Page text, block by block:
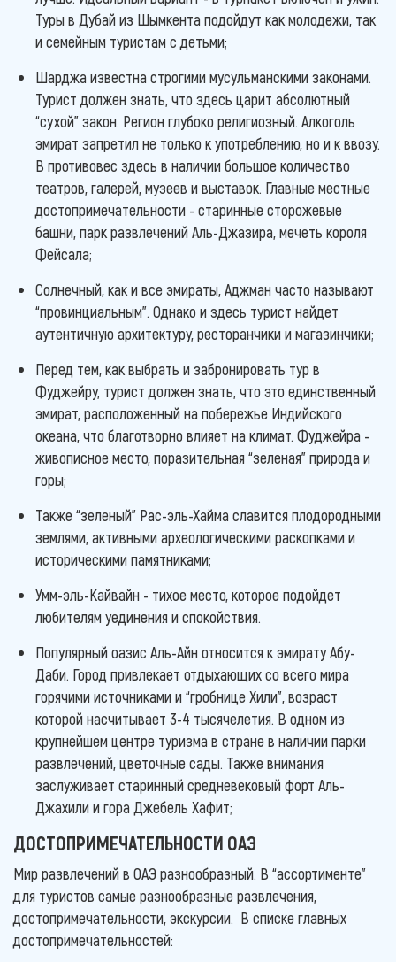
Туры в Дубай из Шымкента подойдут как молодежи, так
и семейным туристам с детьми;
Шарджа известна строгими мусульманскими законами.
Турист должен знать, что здесь царит абсолютный
“сухой” закон. Регион глубоко религиозный. Алкоголь
эмират запретил не только к употреблению, но и к ввозу.
В противовес здесь в наличии большое количество
театров, галерей, музеев и выставок. Главные местные
достопримечательности - старинные сторожевые
башни, парк развлечений Аль-Джазира, мечеть короля
Фейсала;
Солнечный, как и все эмираты, Аджман часто называют
“провинциальным”. Однако и здесь турист найдет
аутентичную архитектуру, ресторанчики и магазинчики;
Перед тем, как выбрать и забронировать тур в
Фуджейру, турист должен знать, что это единственный
эмират, расположенный на побережье Индийского
океана, что благотворно влияет на климат. Фуджейра -
живописное место, поразительная “зеленая” природа и
горы;
Также “зеленый” Рас-эль-Хайма славится плодородными
землями, активными археологическими раскопками и
историческими памятниками;
Умм-эль-Кайвайн - тихое место, которое подойдет
любителям уединения и спокойствия.
Популярный оазис Аль-Айн относится к эмирату Абу-
Даби. Город привлекает отдыхающих со всего мира
горячими источниками и “гробнице Хили”, возраст
которой насчитывает 3-4 тысячелетия. В одном из
крупнейшем центре туризма в стране в наличии парки
развлечений, цветочные сады. Также внимания
заслуживает старинный средневековый форт Аль-
Джахили и гора Джебель Хафит;
ДОСТОПРИМЕЧАТЕЛЬНОСТИ ОАЭ
Мир развлечений в ОАЭ разнообразный. В “ассортименте”
для туристов самые разнообразные развлечения,
достопримечательности, экскурсии. В списке главных
достопримечательностей: